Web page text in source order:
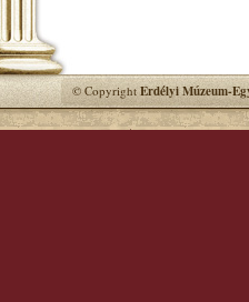
© CopyrightErdélyi Múzeum-